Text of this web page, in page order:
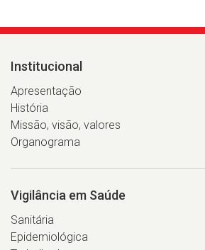
Institucional
Apresentação
História
Missão, visão, valores
Organograma
Vigilância em Saúde
Sanitária
Epidemiológica